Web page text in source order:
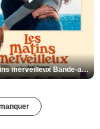
Les Matins merveilleux Bande-annonce VF